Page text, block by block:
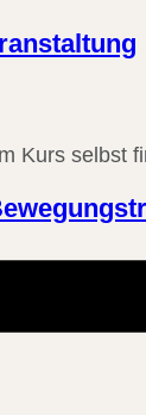
Kurs selbst